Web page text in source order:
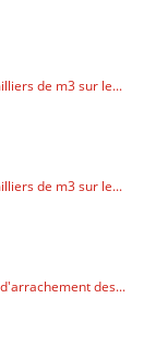
de m3 sur le...
de m3 sur le...
des...